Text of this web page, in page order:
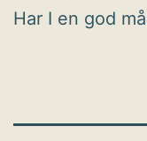
Har I en god